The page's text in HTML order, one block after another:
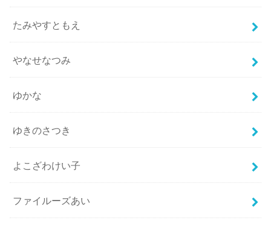
たみやすともえ
やなせなつみ
ゆかな
ゆきのさつき
よこざわけい子
ファイルーズあい